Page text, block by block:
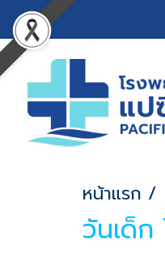
หน้าแรก
วันเด็